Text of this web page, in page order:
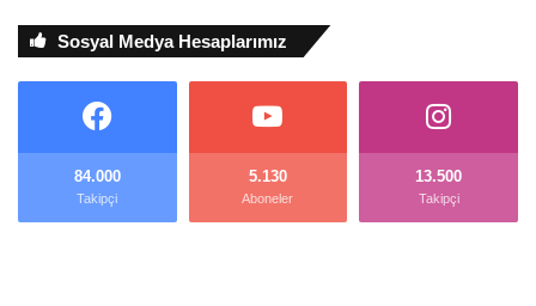
Sosyal Medya Hesaplarımız
84.000
Takipçi
5.130
Aboneler
13.500
Takipçi